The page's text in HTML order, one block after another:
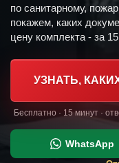
по санитарному,
покажем, каких
цену комплекта - за
УЗНАТЬ,
Бесплатно · 15 минут ·
WhatsApp